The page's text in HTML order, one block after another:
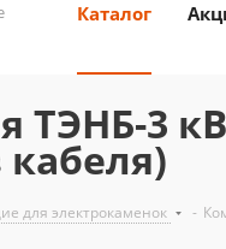
Каталог
3
для электрокаменок -